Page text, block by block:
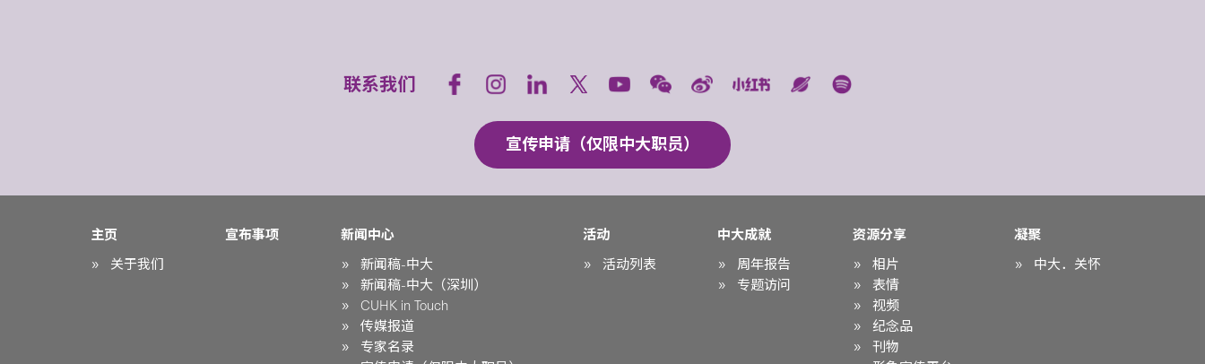
联系我们
宣传申请（仅限中大职员）
主页
关于我们
宣布事项
新闻中心
新闻稿-中大
新闻稿-中大（深圳）
CUHK in Touch
传媒报道
专家名录
活动
活动列表
中大成就
周年报告
专题访问
资源分享
相片
表情
视频
纪念品
刊物
凝聚
中大．关怀